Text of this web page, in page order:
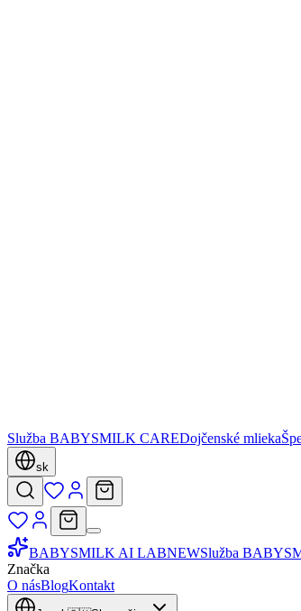
Služba BABYSMILK CAREDojčenské mlieka
sk
BABYSMILK AI LABNEWSlužba
Značka
O násBlogKontakt